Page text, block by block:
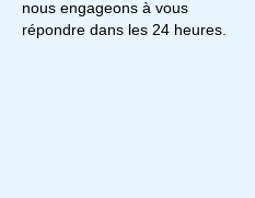
nous engageons à vous
répondre dans les 24 heures.